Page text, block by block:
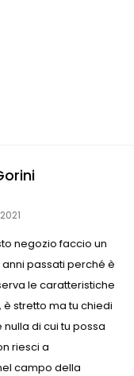
Una Merceria
assortimento di
sono molto
veramente belli
piacere trovare un